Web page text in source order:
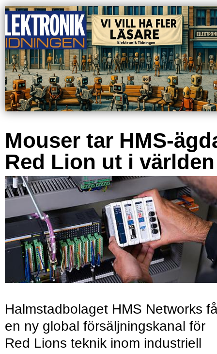
Mouser tar HMS-
Red Lion ut i världen
Halmstadbolaget HMS Networks
en ny global försäljningskanal för
Red Lions teknik inom industriell